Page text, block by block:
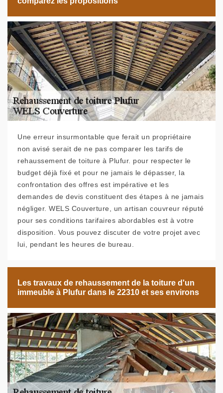
Une erreur insurmontable que ferait un propriétaire
non avisé serait de ne pas comparer les tarifs de
rehaussement de toiture à Plufur. pour respecter le
budget déjà fixé et pour ne jamais le dépasser, la
confrontation des offres est impérative et les
demandes de devis constituent des étapes à ne jamais
négliger. WELS Couverture, un artisan couvreur réputé
pour ses conditions tarifaires abordables est à votre
disposition. Vous pouvez discuter de votre projet avec
lui, pendant les heures de bureau.
Les travaux de rehaussement de la toiture d'un
immeuble à Plufur dans le 22310 et ses environs